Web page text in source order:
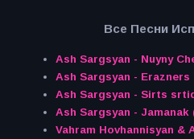
Все Песни
Ash Sargsyan - Nuyny
Ash Sargsyan - Erazners
Ash Sargsyan - Sirts
Ash Sargsyan - Jamanak
Vahram Hovhannisyan &